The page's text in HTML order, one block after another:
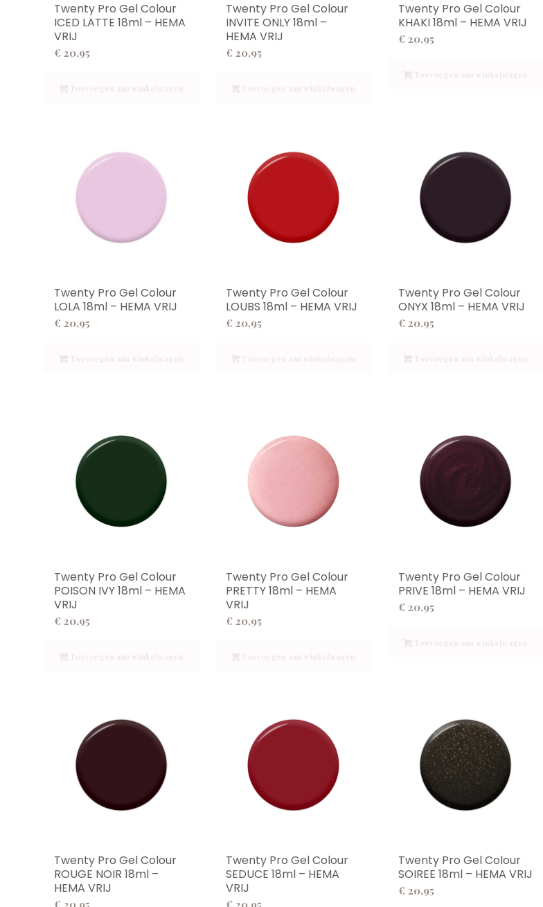
Twenty Pro Gel Colour
ICED LATTE 18ml – HEMA
VRIJ
€ 20,95
Twenty Pro Gel Colour
INVITE ONLY 18ml –
HEMA VRIJ
€ 20,95
Twenty Pro Gel Colour
KHAKI 18ml – HEMA VRIJ
€ 20,95
Twenty Pro Gel Colour
LOLA 18ml – HEMA VRIJ
€ 20,95
Twenty Pro Gel Colour
LOUBS 18ml – HEMA VRIJ
€ 20,95
Twenty Pro Gel Colour
ONYX 18ml – HEMA VRIJ
€ 20,95
Twenty Pro Gel Colour
POISON IVY 18ml – HEMA
VRIJ
€ 20,95
Twenty Pro Gel Colour
PRETTY 18ml – HEMA
VRIJ
€ 20,95
Twenty Pro Gel Colour
PRIVE 18ml – HEMA VRIJ
€ 20,95
Twenty Pro Gel Colour
ROUGE NOIR 18ml –
HEMA VRIJ
Twenty Pro Gel Colour
SEDUCE 18ml – HEMA
VRIJ
Twenty Pro Gel Colour
SOIREE 18ml – HEMA VRIJ
€ 20,95